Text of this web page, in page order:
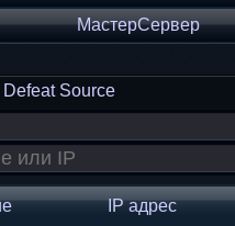
МастерСервер
Defeat Source
IP адрес